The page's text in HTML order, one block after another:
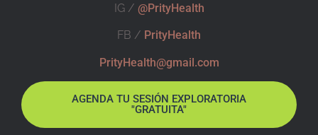
IG / @PrityHealth
FB / PrityHealth
PrityHealth@gmail.com
AGENDA TU SESIÓN EXPLORATORIA
"GRATUITA"